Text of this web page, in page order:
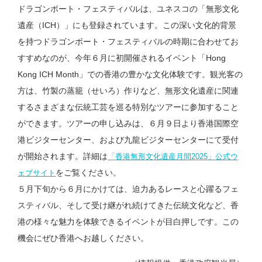
ドラゴンボート・フェスティバルは、ユネスコの「無形文化
遺産（ICH）」にも登録されています。この深い文化的背景
を持つドラゴンボート・フェスティバルの時期に合わせてお
すすめなのが、今年６月に初開催されるイベント「Hong
Kong ICH Month」での香港の豊かな文化体験です。観光客の
方は、竹製の蒸籠（せいろ）作りなど、無形文化遺産に関連
するさまざまな伝統工芸を巡る特別なツアーに参加すること
ができます。ツアーの申し込みは、６月９日より香港国際空
港ビジターセンター、および九龍ビジターセンターにて受付
が開始されます。詳細は 「香港無形文化遺産月間2025」公式ウ
ェブサイト をご覧ください。
５月下旬から６月にかけては、迫力あるレースと心躍るフェ
スティバル、そして受け継がれ続けてきた伝統文化など、香
港の様々な魅力を体験できるイベントが目白押しです。この
機会にぜひ香港へお越しください。